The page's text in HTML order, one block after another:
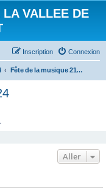
VALLEE DE
Connexion
Inscription
Fête de la musique 21 juin 2024
Aller